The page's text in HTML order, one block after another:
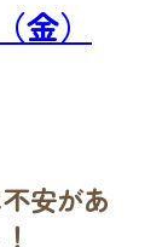
）
安があ